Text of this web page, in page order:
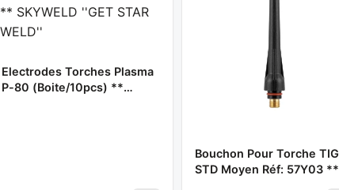
Electrodes Torches Plasma
P-80 (Boite/10pcs) **
Bouchon Pour Torche TIG
STD Moyen Réf: 57Y03 **